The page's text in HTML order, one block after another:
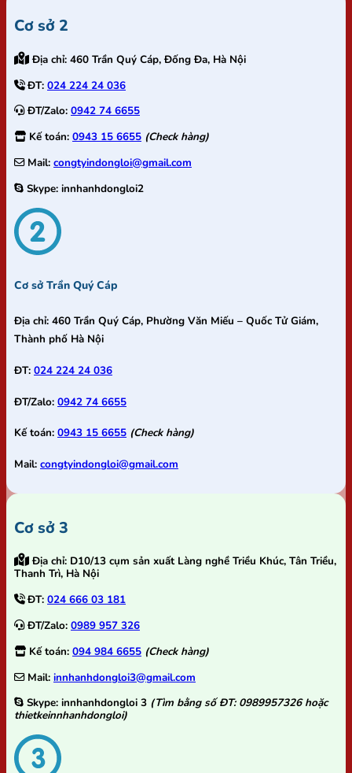
Cơ sở 2
Địa chỉ: 460 Trần Quý Cáp, Đống Đa, Hà Nội
ĐT: 024 224 24 036
ĐT/Zalo: 0942 74 6655
Kế toán: 0943 15 6655 (Check hàng)
Mail: congtyindongloi@gmail.com
Skype: innhanhdongloi2
Cơ sở Trần Quý Cáp
Địa chỉ: 460 Trần Quý Cáp, Phường Văn Miếu – Quốc Tử Giám,
Thành phố Hà Nội
ĐT: 024 224 24 036
ĐT/Zalo: 0942 74 6655
Kế toán: 0943 15 6655 (Check hàng)
Mail: congtyindongloi@gmail.com
Cơ sở 3
Địa chỉ: D10/13 cụm sản xuất Làng nghề Triều Khúc, Tân Triều,
Thanh Trì, Hà Nội
ĐT: 024 666 03 181
ĐT/Zalo: 0989 957 326
Kế toán: 094 984 6655 (Check hàng)
Mail: innhanhdongloi3@gmail.com
Skype: innhanhdongloi 3 (Tìm bằng số ĐT: 0989957326 hoặc
thietkeinnhanhdongloi)